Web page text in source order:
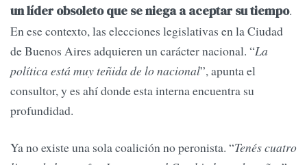
un líder obsoleto que se niega a aceptar su tiempo.
En ese contexto, las elecciones legislativas en la Ciudad
de Buenos Aires adquieren un carácter nacional. “La
política está muy teñida de lo nacional”, apunta el
consultor, y es ahí donde esta interna encuentra su
profundidad.
Ya no existe una sola coalición no peronista. “Tenés cuatro